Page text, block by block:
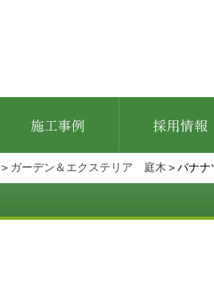
＞ ガーデン＆エクステリア 庭木 ＞バナナ